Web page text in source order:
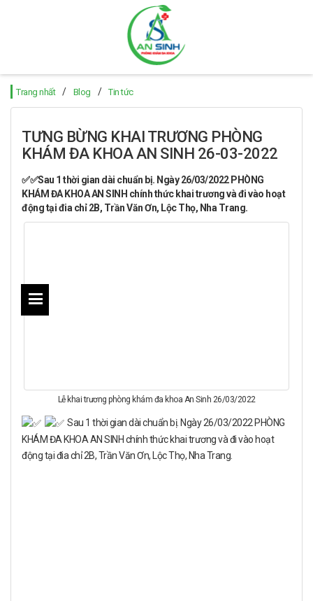
Trang nhất / Blog / Tin tức
TƯNG BỪNG KHAI TRƯƠNG PHÒNG
KHÁM ĐA KHOA AN SINH 26-03-2022
✅✅Sau 1 thời gian dài chuẩn bị. Ngày 26/03/2022 PHÒNG
KHÁM ĐA KHOA AN SINH chính thức khai trương và đi vào hoạt
động tại đia chỉ 2B, Trần Văn Ơn, Lộc Thọ, Nha Trang.
Lễ khai trương phòng khám đa khoa An Sinh 26/03/2022
Sau 1 thời gian dài chuẩn bị. Ngày 26/03/2022 PHÒNG
KHÁM ĐA KHOA AN SINH chính thức khai trương và đi vào hoạt
động tại đia chỉ 2B, Trần Văn Ơn, Lộc Thọ, Nha Trang.